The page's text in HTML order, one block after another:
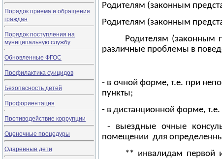
Порядок приема и обращения
граждан
Порядок поступления на
муниципальную службу
Обновленные ФГОС
Профилактика суицидов
Безопасность детей
Профориентация
Противодействие коррупции
Оценочные процедуры
Одаренные дети
Родителям (законным
Родителям (законным
Родителям (законным
различные проблемы в
- в очной форме, т.е. при
пункты;
- в дистанционной форме,
- выездные очные
помещении для
** инвалидам первой